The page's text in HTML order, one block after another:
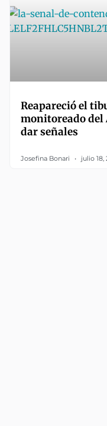
Reapareció el
monitoreado del
dar señales
Josefina Bonari julio 18,